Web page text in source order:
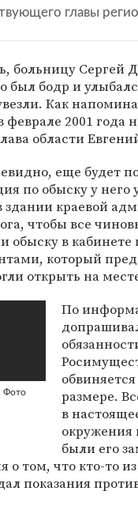
главы
больницу Сергей
был бодр и
Как
феврале 2001 года
области
еще будет
по обыску у
здании краевой
чтобы все
обыску в
который
открыть на
Фото
По
размере.
в
окружения
были его
том, что кто-то
показания